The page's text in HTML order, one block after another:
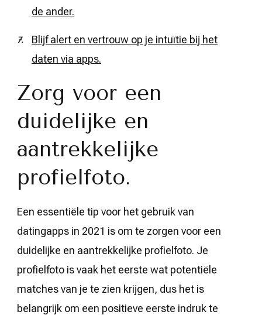
de ander.
Blijf alert en vertrouw op je intuïtie bij het
daten via apps.
Zorg voor een
duidelijke en
aantrekkelijke
profielfoto.
Een essentiële tip voor het gebruik van
datingapps in 2021 is om te zorgen voor een
duidelijke en aantrekkelijke profielfoto. Je
profielfoto is vaak het eerste wat potentiële
matches van je te zien krijgen, dus het is
belangrijk om een positieve eerste indruk te